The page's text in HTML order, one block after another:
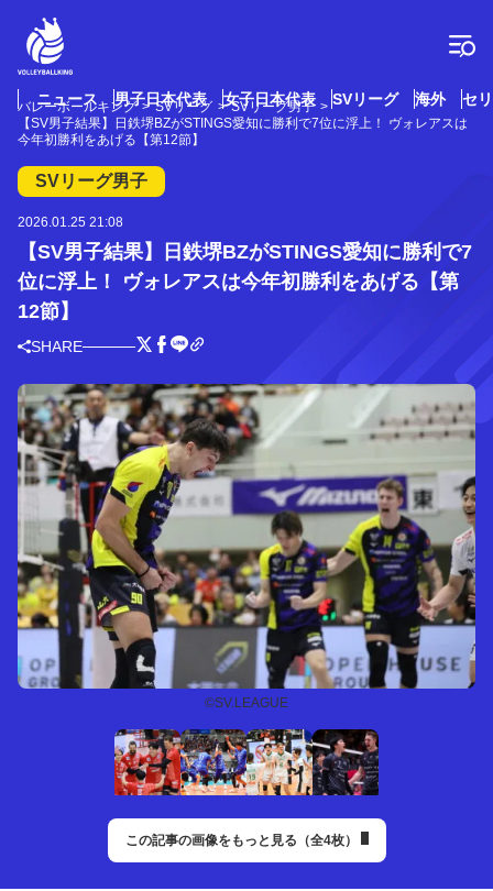
ニュース 男子日本代表 女子日本代表 SVリーグ 海外 セ
バレーボールキング SVリーグ
SVリーグ男子
【SV男子結果】日鉄堺BZがSTINGS愛知に勝利で7位に浮上！ ヴォレアスは
今年初勝利をあげる【第12節】
SVリーグ男子
2026.01.25 21:08
【SV男子結果】日鉄堺BZがSTINGS愛知に勝利で7
位に浮上！ ヴォレアスは今年初勝利をあげる【第
12節】
SHARE
この記事の画像をもっと見る（全4枚）
©SV.LEAGUE